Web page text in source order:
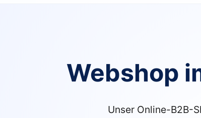
Webshop
Unser Online-B2B-